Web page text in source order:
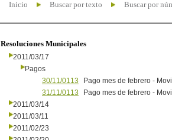
Inicio Buscar por texto Buscar por
Resoluciones Municipales
2011/03/17
Pagos
30/11/0113
Pago mes de febrero -
31/11/0113
Pago mes de febrero -
2011/03/14
2011/03/11
2011/02/23